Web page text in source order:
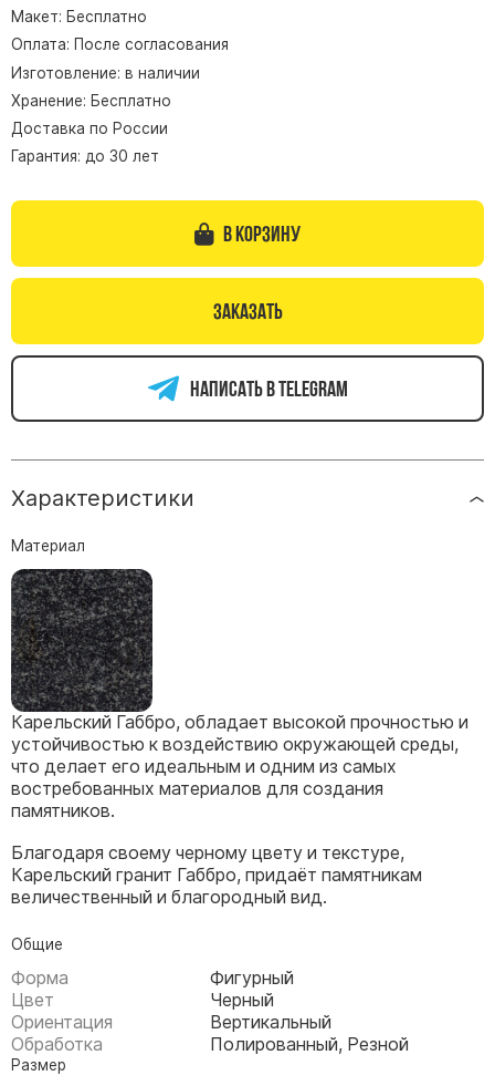
Памятники из гранита Гранатовый Амфиболит
Памятники из гранита Сюскюянсаари
Памятники из гранита Балтик Грин
Памятники из гранита Лезниковский
Памятники из гранита Мансуровский
Памятники из гранита Масловский
Памятники из гранита Токовский
Арочные памятники
Памятники Крест
Памятники военным
Памятники с фотокерамикой
Памятники двойные
Памятники женщине
Памятники маме
Памятники девушке
Памятники дочери
Памятники дедушке
Памятники мужу
Памятники отцу
Макет: Бесплатно
Оплата: После согласования
Изготовление: в наличии
Хранение: Бесплатно
Доставка по России
Гарантия: до 30 лет
В корзину
Заказать
Написать в telegram
Характеристики
Материал
Карельский Габбро, обладает высокой прочностью и
устойчивостью к воздействию окружающей среды,
что делает его идеальным и одним из самых
востребованных материалов для создания
памятников.
Благодаря своему черному цвету и текстуре,
Карельский гранит Габбро, придаёт памятникам
величественный и благородный вид.
Общие
Форма
Фигурный
Цвет
Черный
Ориентация
Вертикальный
Обработка
Полированный, Резной
Размер